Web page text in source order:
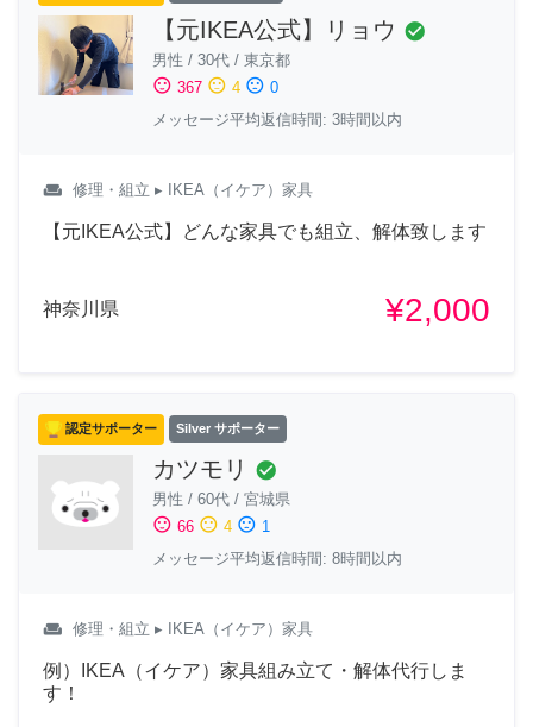
【元IKEA公式】リョウ check_circle
男性 / 30代 / 東京都
sentiment_satisfied 367 sentiment_neutral 4 sentiment_dissatisfied 0
メッセージ平均返信時間: 3時間以内
weekend 修理・組立 ▸ IKEA（イケア）家具
【元IKEA公式】どんな家具でも組立、解体致します
神奈川県 ¥2,000
認定サポーター Silver サポーター
カツモリ check_circle
男性 / 60代 / 宮城県
sentiment_satisfied 66 sentiment_neutral 4 sentiment_dissatisfied 1
メッセージ平均返信時間: 8時間以内
weekend 修理・組立 ▸ IKEA（イケア）家具
例）IKEA（イケア）家具組み立て・解体代行しま
す！